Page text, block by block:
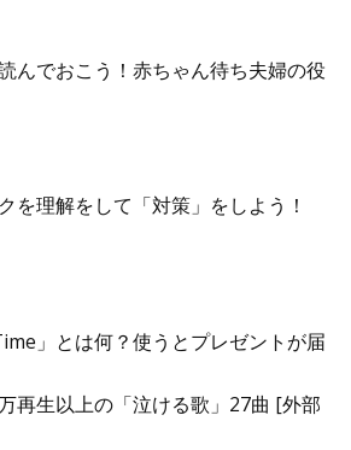
んでおこう！赤ちゃん待ち夫婦の役
を理解をして「対策」をしよう！
」とは何？使うとプレゼントが届
再生以上の「泣ける歌」27曲 [外部